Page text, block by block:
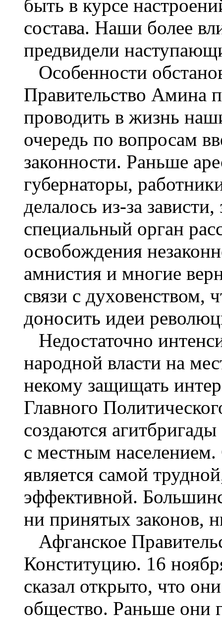
быть в курсе
состава. Наши более
предвидели
Особенности
Правительство Амина
проводить в жизнь
очередь по вопросам
законности. Раньше
губернаторы,
делалось из-за
специальный орган
освобождения
амнистия и многие
связи с духовенством,
доносить идеи
Недостаточно
народной власти на
некому защищать
Главного
создаются
с местным населением.
является самой
эффективной.
ни принятых законов,
Афганское
Конституцию. 16
сказал открыто, что
общество. Раньше они